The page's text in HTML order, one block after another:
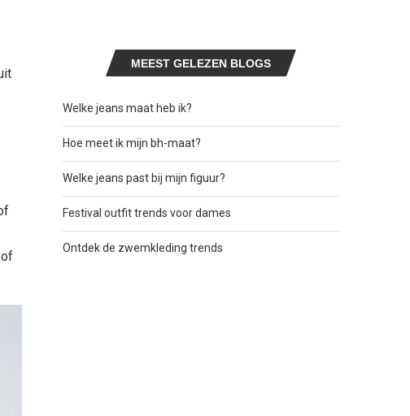
of
MEEST GELEZEN BLOGS
Welke jeans maat heb ik?
Hoe meet ik mijn bh-maat?
Welke jeans past bij mijn figuur?
Festival outfit trends voor dames
Ontdek de zwemkleding trends